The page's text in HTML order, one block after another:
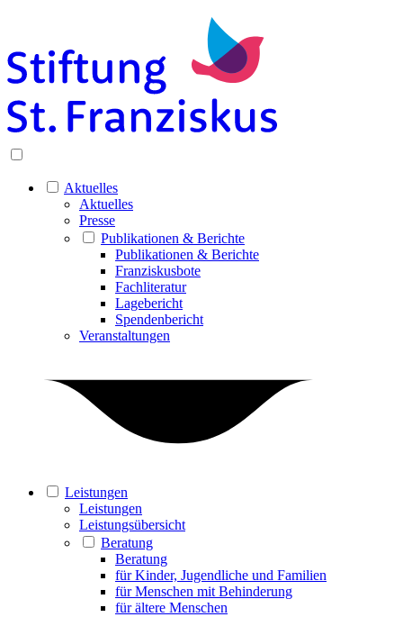
Aktuelles
Aktuelles
Presse
Publikationen & Berichte
Publikationen & Berichte
Franziskusbote
Fachliteratur
Lagebericht
Spendenbericht
Veranstaltungen
Leistungen
Leistungen
Leistungsübersicht
Beratung
Beratung
für Kinder, Jugendliche und Familien
für Menschen mit Behinderung
für ältere Menschen